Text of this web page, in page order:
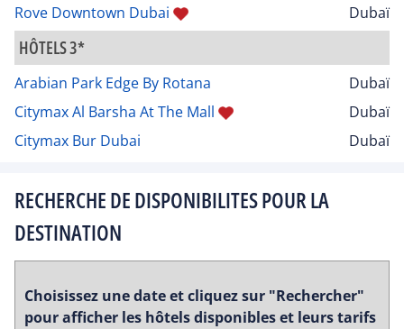
Rove Downtown Dubai Dubaï
HÔTELS 3*
Arabian Park Edge By Rotana
Dubaï
Citymax Al Barsha At The Mall
Dubaï
Citymax Bur Dubai
Dubaï
RECHERCHE DE DISPONIBILITES POUR LA
DESTINATION
Choisissez une date et cliquez sur "Rechercher"
pour afficher les hôtels disponibles et leurs tarifs